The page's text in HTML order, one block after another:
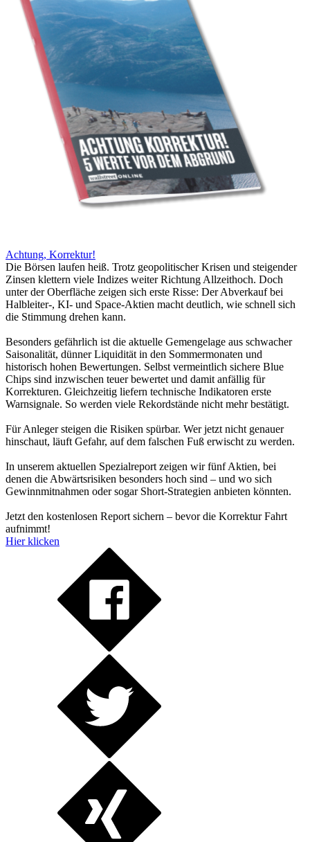
Achtung, Korrektur!
Die Börsen laufen heiß. Trotz geopolitischer Krisen und steigender
Zinsen klettern viele Indizes weiter Richtung Allzeithoch. Doch
unter der Oberfläche zeigen sich erste Risse: Der Abverkauf bei
Halbleiter-, KI- und Space-Aktien macht deutlich, wie schnell sich
die Stimmung drehen kann.
Besonders gefährlich ist die aktuelle Gemengelage aus schwacher
Saisonalität, dünner Liquidität in den Sommermonaten und
historisch hohen Bewertungen. Selbst vermeintlich sichere Blue
Chips sind inzwischen teuer bewertet und damit anfällig für
Korrekturen. Gleichzeitig liefern technische Indikatoren erste
Warnsignale. So werden viele Rekordstände nicht mehr bestätigt.
Für Anleger steigen die Risiken spürbar. Wer jetzt nicht genauer
hinschaut, läuft Gefahr, auf dem falschen Fuß erwischt zu werden.
In unserem aktuellen Spezialreport zeigen wir fünf Aktien, bei
denen die Abwärtsrisiken besonders hoch sind – und wo sich
Gewinnmitnahmen oder sogar Short-Strategien anbieten könnten.
Jetzt den kostenlosen Report sichern – bevor die Korrektur Fahrt
aufnimmt!
Hier klicken